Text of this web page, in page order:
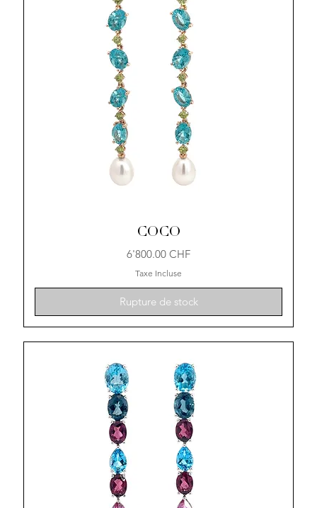
COCO
Prix
6'800.00 CHF
Taxe Incluse
Rupture de stock